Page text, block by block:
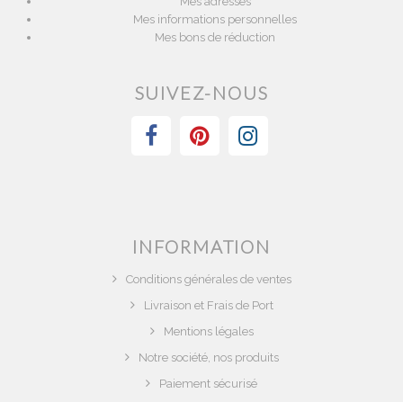
Mes informations personnelles
Mes bons de réduction
SUIVEZ-NOUS
INFORMATION
Conditions générales de ventes
Livraison et Frais de Port
Mentions légales
Notre société, nos produits
Paiement sécurisé